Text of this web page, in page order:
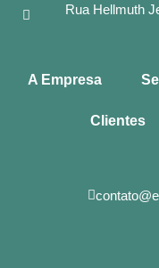
Rua Hellmuth
A Empresa
Clientes